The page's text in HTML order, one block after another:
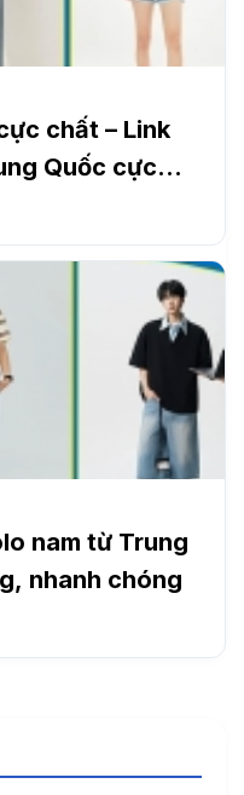
chất – Link
Quốc cực
nam từ Trung
nhanh chóng